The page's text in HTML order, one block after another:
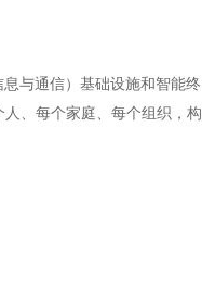
与通信）基础设施和智能终
、每个家庭、每个组织，构